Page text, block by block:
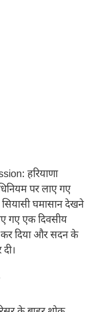
हरियाणा
पर लाए गए
सियासी घमासान देखने
गए एक दिवसीय
कर दिया और सदन के